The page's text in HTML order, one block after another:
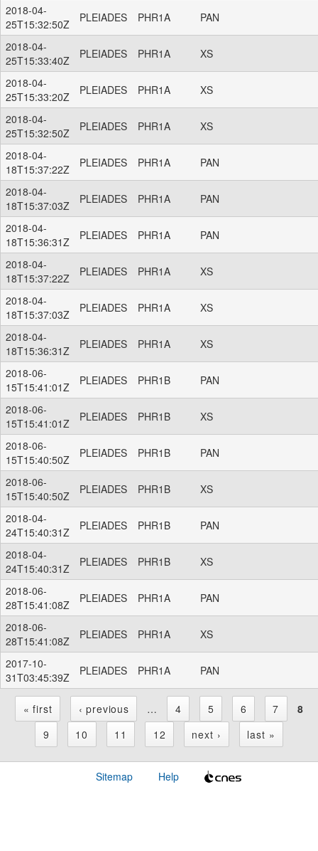
2018-04-
25T15:32:50Z
PLEIADES PHR1A PAN
2018-04-
25T15:33:40Z
PLEIADES PHR1A XS
2018-04-
25T15:33:20Z
PLEIADES PHR1A XS
2018-04-
25T15:32:50Z
PLEIADES PHR1A XS
2018-04-
18T15:37:22Z
PLEIADES PHR1A PAN
2018-04-
18T15:37:03Z
PLEIADES PHR1A PAN
2018-04-
18T15:36:31Z
PLEIADES PHR1A PAN
2018-04-
18T15:37:22Z
PLEIADES PHR1A XS
2018-04-
18T15:37:03Z
PLEIADES PHR1A XS
2018-04-
18T15:36:31Z
PLEIADES PHR1A XS
2018-06-
15T15:41:01Z
PLEIADES PHR1B PAN
2018-06-
15T15:41:01Z
PLEIADES PHR1B XS
2018-06-
15T15:40:50Z
PLEIADES PHR1B PAN
2018-06-
15T15:40:50Z
PLEIADES PHR1B XS
2018-04-
24T15:40:31Z
PLEIADES PHR1B PAN
2018-04-
24T15:40:31Z
PLEIADES PHR1B XS
2018-06-
28T15:41:08Z
PLEIADES PHR1A PAN
2018-06-
28T15:41:08Z
PLEIADES PHR1A XS
2017-10-
31T03:45:39Z
PLEIADES PHR1A PAN
« first ‹ previous … 4 5 6 7
8
9
10 11 12 next › last »
Sitemap Help